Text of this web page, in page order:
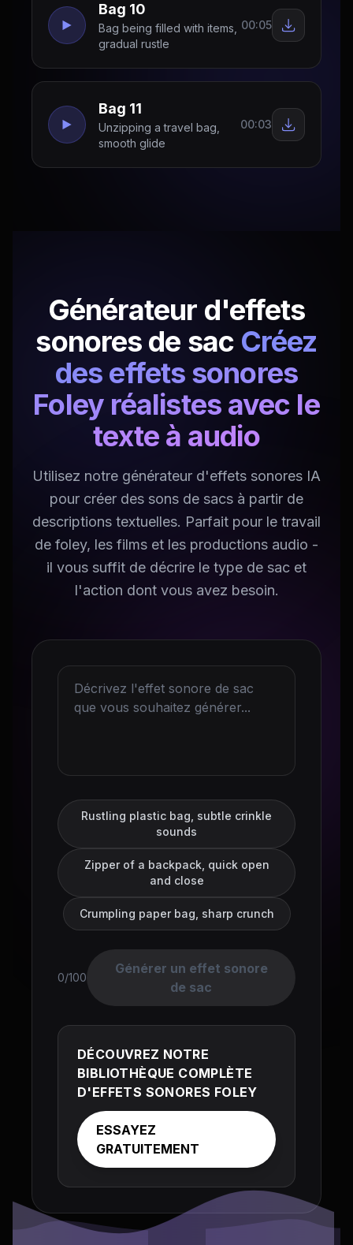
Bag 10
Bag being filled with items,
gradual rustle
00:05
Bag 11
Unzipping a travel bag,
smooth glide
00:03
Générateur d'effets
sonores de sac Créez
des effets sonores
Foley réalistes avec le
texte à audio
Utilisez notre générateur d'effets sonores IA
pour créer des sons de sacs à partir de
descriptions textuelles. Parfait pour le travail
de foley, les films et les productions audio -
il vous suffit de décrire le type de sac et
l'action dont vous avez besoin.
Rustling plastic bag, subtle crinkle
sounds
Zipper of a backpack, quick open
and close
Crumpling paper bag, sharp crunch
0/100
Générer un effet sonore
de sac
DÉCOUVREZ NOTRE
BIBLIOTHÈQUE COMPLÈTE
D'EFFETS SONORES FOLEY
ESSAYEZ
GRATUITEMENT